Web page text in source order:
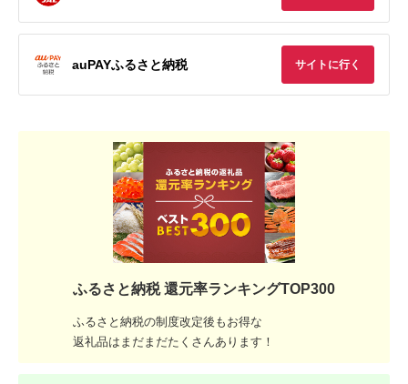
auPAYふるさと納税 サイトに行く
ふるさと納税 還元率ランキングTOP300
ふるさと納税の制度改定後もお得な
返礼品はまだまだたくさんあります！